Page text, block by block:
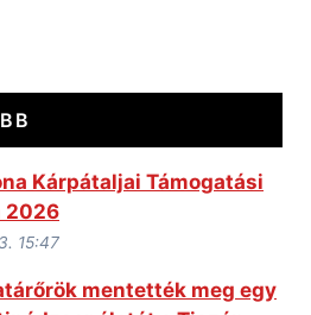
Kárpátaljai Támogatási
2026
15:47
mentették meg egy